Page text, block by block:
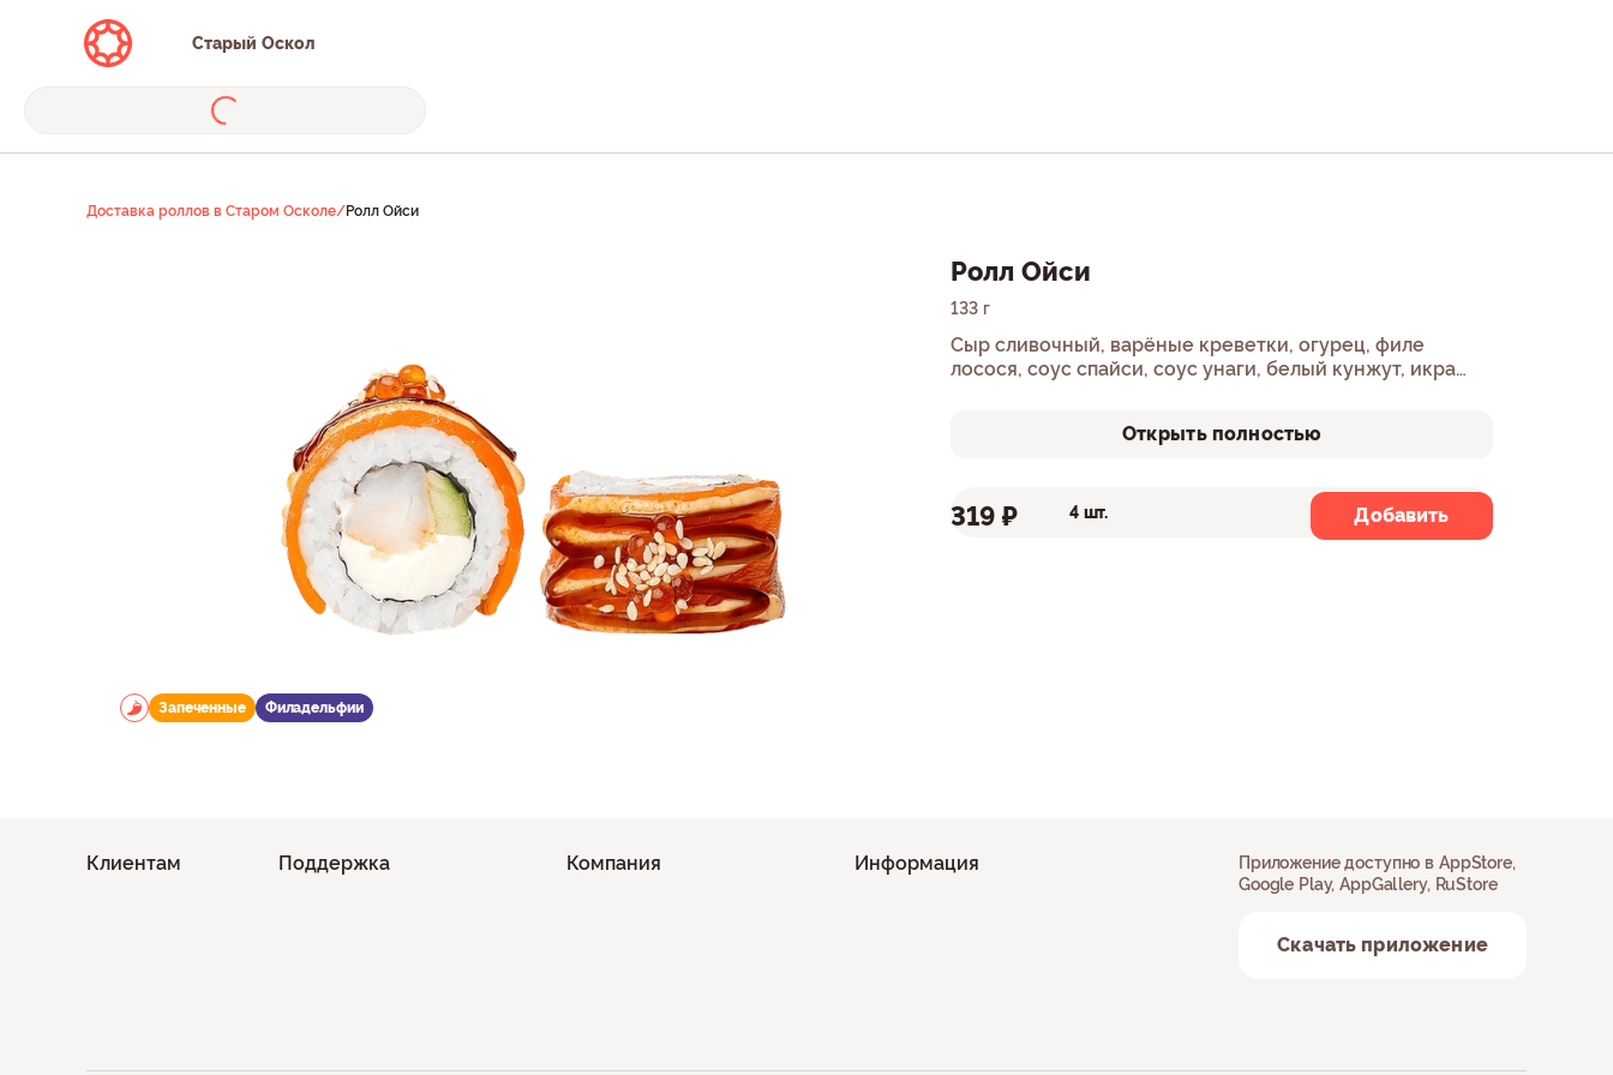
Старый Оскол
Доставка роллов в Старом Осколе/Ролл Ойси
Запеченные Филадельфии
Ролл Ойси
133 г
Сыр сливочный, варёные креветки, огурец, филе
лосося, соус спайси, соус унаги, белый кунжут, икра
Открыть полностью
4 шт. 8 шт.
319 ₽ Добавить
Клиентам Поддержка Компания Информация
Приложение доступно в AppStore,
Google Play, AppGallery, RuStore
Скачать приложение